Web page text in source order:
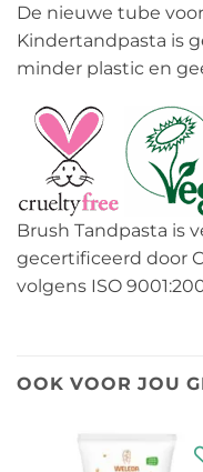
De nieuwe tube
Kindertandpasta is
minder plastic en
Brush Tandpasta is
gecertificeerd door
volgens ISO
OOK VOOR JOU